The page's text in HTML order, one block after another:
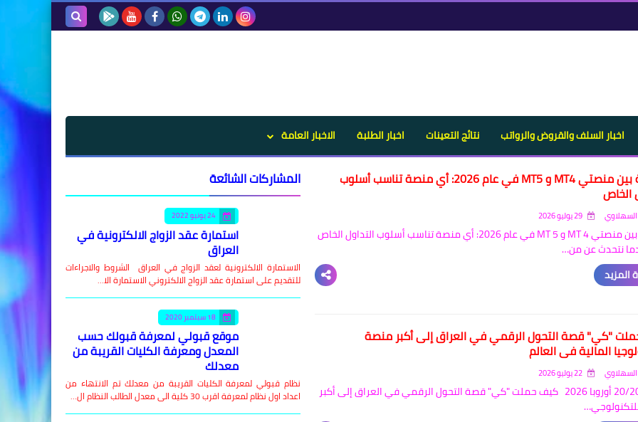
الإلكترونية
اخبار السلف والقروض والرواتب نتائج التعينات اخبار الطلبة الاخبار العامة
مقارنة بين منصتي MT4 و MT5 في عام 2026: أي منصة تناسب أسلوب
الخاص
مقارنة بين منصتي MT 4 و MT 5 في عام 2026: أي منصة تناسب أسلوب التداول الخاص
نتحدث عن من…
المزيد
"كي" قصة التحول الرقمي في العراق إلى أكبر منصة
المالية في العالم
موني 20/20 أوروبا 2026 كيف حملت "كي" قصة التحول الرقمي في العراق إلى أكبر
المشاركات الشائعة
24 يونيو 2022
استمارة عقد الزواج الالكترونية في
العراق
الاستمارة الالكترونية لعقد الزواج في العراق الشروط والاجراءات
للتقديم على استمارة عقد الزواج الالكتروني الاستمارة الا…
18 سبتمبر 2020
موقع قبولي لمعرفة قبولك حسب
المعدل ومعرفة الكليات القريبة من
معدلك
نظام قبولي لمعرفة الكليات القريبة من معدلك تم الانتهاء من
اعداد اول نظام لمعرفة اقرب 30 كلية الى معدل الطالب النظام ال…